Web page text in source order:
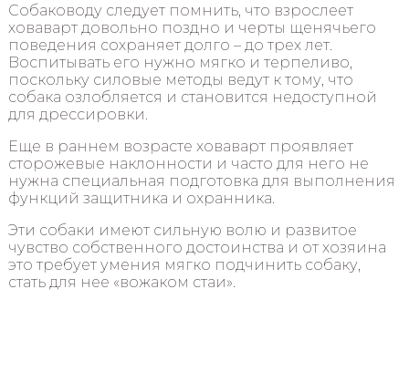
Собаководу следует помнить, что взрослеет
ховаварт довольно поздно и черты щенячьего
поведения сохраняет долго – до трех лет.
Воспитывать его нужно мягко и терпеливо,
поскольку силовые методы ведут к тому, что
собака озлобляется и становится недоступной
для дрессировки.
Еще в раннем возрасте ховаварт проявляет
сторожевые наклонности и часто для него не
нужна специальная подготовка для выполнения
функций защитника и охранника.
Эти собаки имеют сильную волю и развитое
чувство собственного достоинства и от хозяина
это требует умения мягко подчинить собаку,
стать для нее «вожаком стаи».